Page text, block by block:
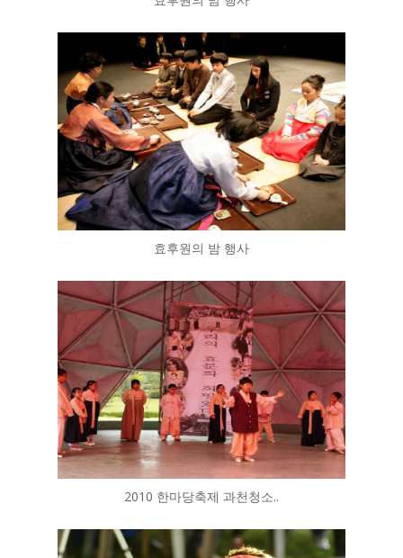
효후원의 밤 행사
2010 한마당축제 과천청소..